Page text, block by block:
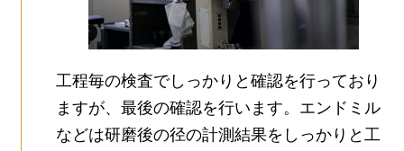
工程毎の検査でしっかりと確認を行っており
ますが、最後の確認を行います。エンドミル
などは研磨後の径の計測結果をしっかりと工